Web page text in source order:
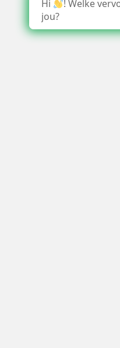
Hi
! Welke
jou?